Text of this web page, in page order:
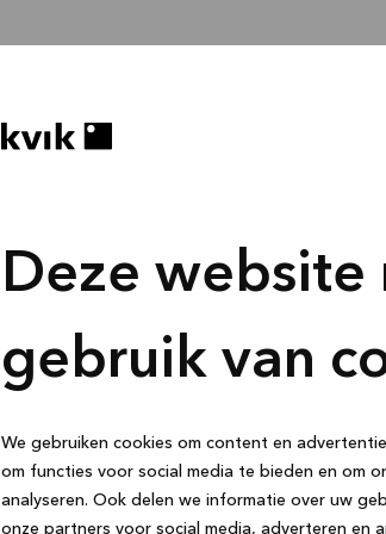
Deze website
gebruik van
We gebruiken cookies om content en
om functies voor social media te bieden en om
analyseren. Ook delen we informatie over uw
onze partners voor social media, adverteren en